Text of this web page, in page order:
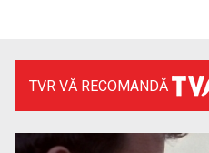
TVR VĂ RECOMANDĂ